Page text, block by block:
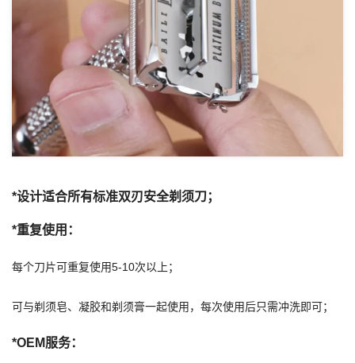
*设计适合所有标准双刃安全剃须刀；
*重复使用：
每个刀片可重复使用5-10次以上；
可与剃须皂、凝胶和剃须膏一起使用，每次使用后只需冲洗即可；
*OEM服务：